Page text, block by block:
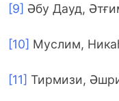
[9] Әбу Дауд,
[10] Муслим,
[11] Тирмизи,